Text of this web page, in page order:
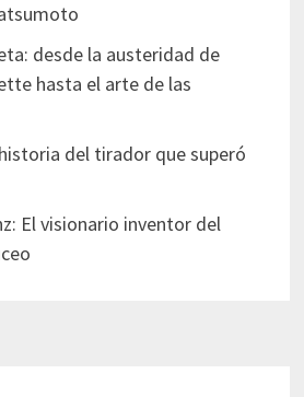
desde la austeridad de
hasta el arte de las
del tirador que superó
El visionario inventor del